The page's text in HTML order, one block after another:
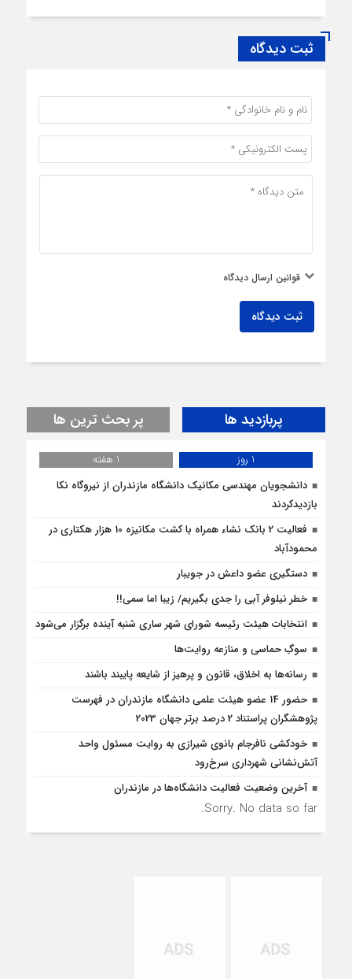
ثبت دیدگاه
قوانین ارسال دیدگاه
ثبت دیدگاه
پربازدید ها پر بحث ترین ها
1 روز
1 هفته
دانشجویان مهندسی مکانیک دانشگاه مازندران از نيروگاه نکا
بازديدكردند
فعالیت 2 بانک نشاء همراه با کشت مکانیزه 10 هزار هکتاری در
محمودآباد
دستگیری عضو داعش در جویبار
خطر نیلوفر آبی را جدی بگیریم/ زیبا اما سمی!!
انتخابات هیئت رئیسه شورای شهر ساری شنبه آینده برگزار می‌شود
سوگِ حماسی و منازعه روایت‌ها
رسانه‌ها به اخلاق، قانون و پرهیز از شایعه پایبند باشند
حضور 14 عضو هیئت علمی دانشگاه مازندران در فهرست
پژوهشگران پراستناد 2 درصد برتر جهان 2023
خودکشی نافرجام بانوی شیرازی به روایت مسئول واحد
آتش‌نشانی شهرداری سرخ‌رود
آخرین وضعیت فعالیت دانشگاه‌ها در مازندران
Sorry. No data so far.